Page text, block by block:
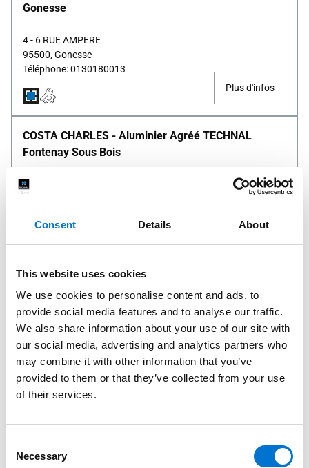
Consent Details About
This website uses cookies
We use cookies to personalise content and ads, to
provide social media features and to analyse our traffic.
We also share information about your use of our site with
our social media, advertising and analytics partners who
may combine it with other information that you’ve
provided to them or that they’ve collected from your use
of their services.
Selection
Necessary
Gonesse
4 - 6 RUE AMPERE
95500, Gonesse
Téléphone: 0130180013
Plus d'infos
COSTA CHARLES - Aluminier Agréé TECHNAL
Fontenay Sous Bois
30 Rue Du Bois Galon
Plus d'infos
CFIM - Aluminier Agréé TECHNAL
Moissy-Cramayel
431 Avenue Blaise Pascal
77550, Moissy-Cramayel
Téléphone: 0164404546
Plus d'infos
BROYEZ SERRURERIE - Aluminier Agréé TECHNAL